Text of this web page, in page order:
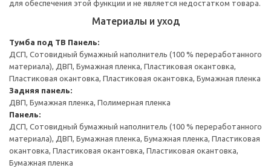
для обеспечения этой функции и не является недостатком товара.
Материалы и уход
Тумба под ТВ Панель:
ДСП, Сотовидный бумажный наполнитель (100 % переработанного
материала), ДВП, Бумажная пленка, Пластиковая окантовка,
Пластиковая окантовка, Пластиковая окантовка, Бумажная пленка
Задняя панель:
ДВП, Бумажная пленка, Полимерная пленка
Панель:
ДСП, Сотовидный бумажный наполнитель (100 % переработанного
материала), ДВП, Бумажная пленка, Бумажная пленка, Пластиковая
окантовка, Пластиковая окантовка, Пластиковая окантовка,
Бумажная пленка